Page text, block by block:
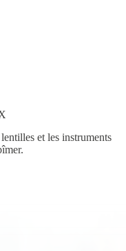
et les instruments